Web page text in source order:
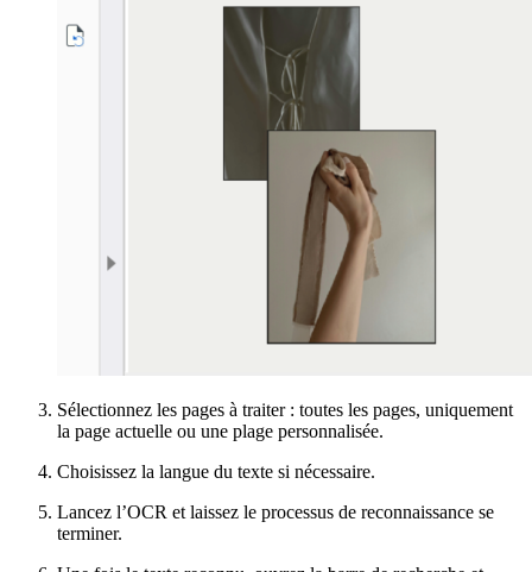
Sélectionnez les pages à traiter : toutes les pages, uniquement
la page actuelle ou une plage personnalisée.
Choisissez la langue du texte si nécessaire.
Lancez l’OCR et laissez le processus de reconnaissance se
terminer.